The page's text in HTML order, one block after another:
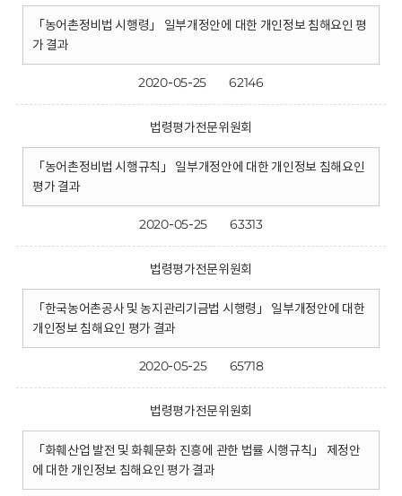
「농어촌정비법 시행령」 일부개정안에 대한 개인정보 침해요인 평
가 결과
2020-05-25 62146
법령평가전문위원회
「농어촌정비법 시행규칙」 일부개정안에 대한 개인정보 침해요인
평가 결과
2020-05-25 63313
법령평가전문위원회
「한국농어촌공사 및 농지관리기금법 시행령」 일부개정안에 대한
개인정보 침해요인 평가 결과
2020-05-25 65718
법령평가전문위원회
「화훼산업 발전 및 화훼문화 진흥에 관한 법률 시행규칙」 제정안
에 대한 개인정보 침해요인 평가 결과